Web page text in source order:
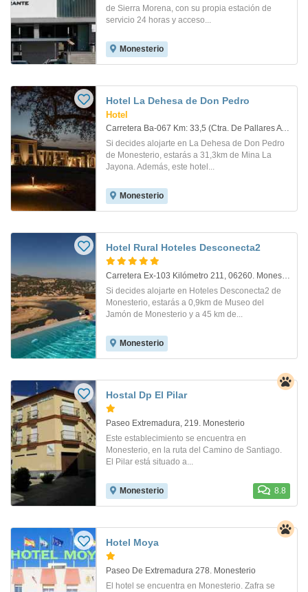
de Sierra Morena, con su propia estación de
servicio 24 horas y acceso...
Monesterio
Hotel La Dehesa de Don Pedro
Hotel
Carretera Ba-067 Km: 33,5 (Ctra. De Pallares A Santa María). Monasterio
Si decides alojarte en La Dehesa de Don Pedro
de Monesterio, estarás a 31,3km de Mina La
Jayona. Además, este hotel...
Monesterio
Hotel Rural Hoteles Desconecta2
Carretera Ex-103 Kilómetro 211, 06260. Monesterio
Si decides alojarte en Hoteles Desconecta2 de
Monesterio, estarás a 0,9km de Museo del
Jamón de Monesterio y a 45 km de...
Monesterio
Hostal Dp El Pilar
Paseo Extremadura, 219. Monesterio
Este establecimiento se encuentra en
Monesterio, en la ruta del Camino de Santiago.
El Pilar está situado a...
Monesterio 8.8
Hotel Moya
Paseo De Extremadura 278. Monesterio
El hotel se encuentra en Monesterio. Zafra se